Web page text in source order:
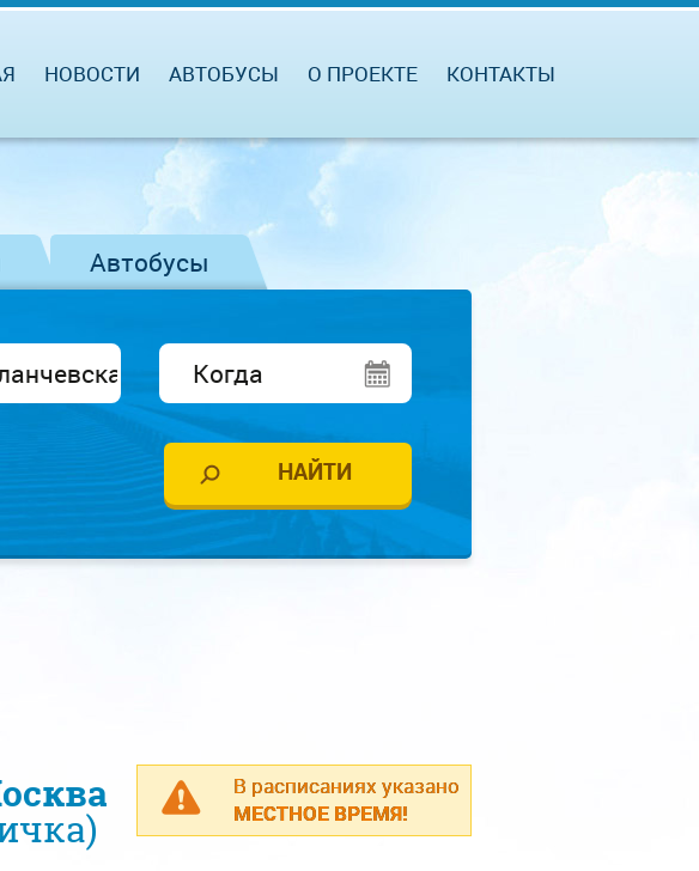
НОВОСТИ АВТОБУСЫ О ПРОЕКТЕ КОНТАКТЫ
Автобусы
В расписаниях указано
МЕСТНОЕ ВРЕМЯ!